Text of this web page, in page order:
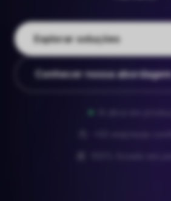
Explorar soluções
Conhecer nossa